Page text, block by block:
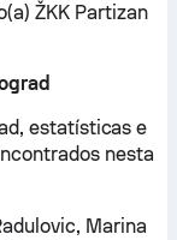
ŽKK Partizan
estatísticas e
nesta
Marina